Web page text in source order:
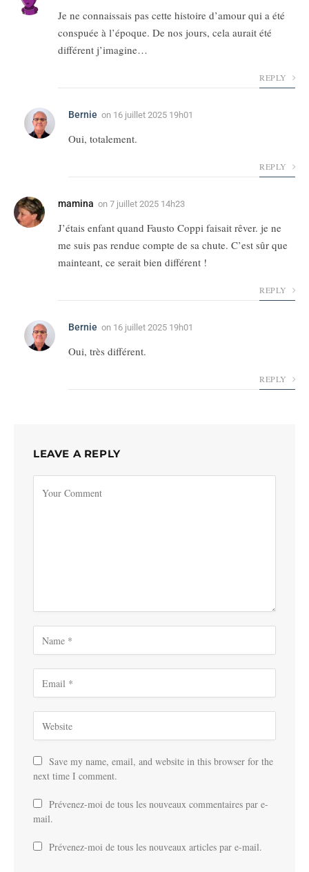
Je ne connaissais pas cette histoire d’amour qui a été
conspuée à l’époque. De nos jours, cela aurait été
différent j’imagine…
REPLY
Bernie on 16 juillet 2025 19h01
Oui, totalement.
REPLY
mamina on 7 juillet 2025 14h23
J’étais enfant quand Fausto Coppi faisait rêver. je ne
me suis pas rendue compte de sa chute. C’est sûr que
mainteant, ce serait bien différent !
REPLY
Bernie on 16 juillet 2025 19h01
Oui, très différent.
REPLY
LEAVE A REPLY
Save my name, email, and website in this browser for the
next time I comment.
Prévenez-moi de tous les nouveaux commentaires par e-
mail.
Prévenez-moi de tous les nouveaux articles par e-mail.